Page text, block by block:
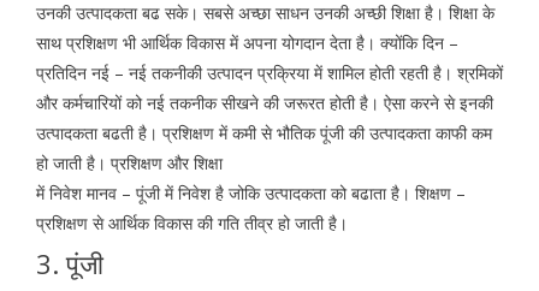
उनकी उत्पादकता बढ सके। सबसे अच्छा साधन उनकी अच्छी शिक्षा है। शिक्षा के
साथ प्रशिक्षण भी आर्थिक विकास में अपना योगदान देता है। क्योंकि दिन –
प्रतिदिन नई – नई तकनीकी उत्पादन प्रक्रिया में शामिल होती रहती है। श्रमिकों
और कर्मचारियों को नई तकनीक सीखने की जरूरत होती है। ऐसा करने से इनकी
उत्पादकता बढती है। प्रशिक्षण में कमी से भौतिक पूंजी की उत्पादकता काफी कम
हो जाती है। प्रशिक्षण और शिक्षा
में निवेश मानव – पूंजी में निवेश है जोकि उत्पादकता को बढाता है। शिक्षण –
प्रशिक्षण से आर्थिक विकास की गति तीव्र हो जाती है।
3. पूंजी